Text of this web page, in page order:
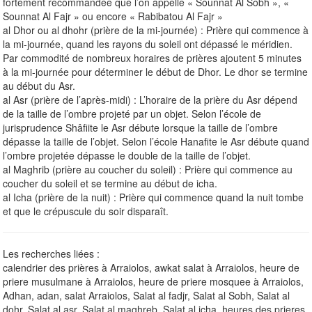
Sounnat Al Fajr » ou encore « Rabibatou Al Fajr »
al Dhor ou al dhohr (prière de la mi-journée) : Prière qui commence à
la mi-journée, quand les rayons du soleil ont dépassé le méridien.
Par commodité de nombreux horaires de prières ajoutent 5 minutes
à la mi-journée pour déterminer le début de Dhor. Le dhor se termine
au début du Asr.
al Asr (prière de l’après-midi) : L’horaire de la prière du Asr dépend
de la taille de l’ombre projeté par un objet. Selon l’école de
jurisprudence Shâfiite le Asr débute lorsque la taille de l’ombre
dépasse la taille de l’objet. Selon l’école Hanafite le Asr débute quand
l’ombre projetée dépasse le double de la taille de l’objet.
al Maghrib (prière au coucher du soleil) : Prière qui commence au
coucher du soleil et se termine au début de icha.
al Icha (prière de la nuit) : Prière qui commence quand la nuit tombe
et que le crépuscule du soir disparaît.
Les recherches liées :
calendrier des prières à Arraiolos, awkat salat à Arraiolos, heure de
priere musulmane à Arraiolos, heure de priere mosquee à Arraiolos,
Adhan, adan, salat Arraiolos, Salat al fadjr, Salat al Sobh, Salat al
dohr, Salat al asr, Salat al maghreb, Salat al icha, heures des prieres.